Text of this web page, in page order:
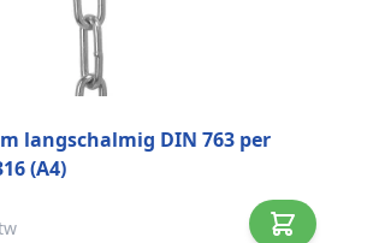
langschalmig DIN 763 per
(A4)